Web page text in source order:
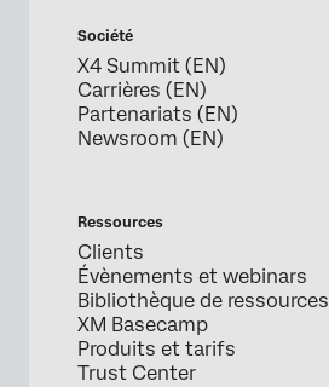
Société
X4 Summit (EN)
Carrières (EN)
Partenariats (EN)
Newsroom (EN)
Ressources
Clients
Évènements et webinars
Bibliothèque de ressources
XM Basecamp
Produits et tarifs
Trust Center